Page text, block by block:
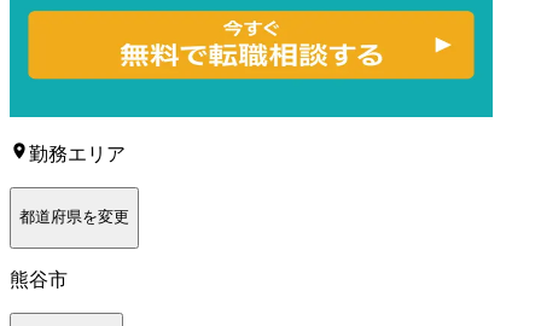
勤務エリア
都道府県を変更
熊谷市